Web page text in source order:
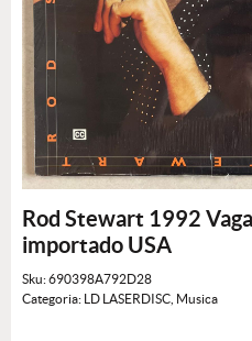
Rod Stewart 1992
importado USA
Sku:690398A792D28
Categoria: LD LASERDISC Musica